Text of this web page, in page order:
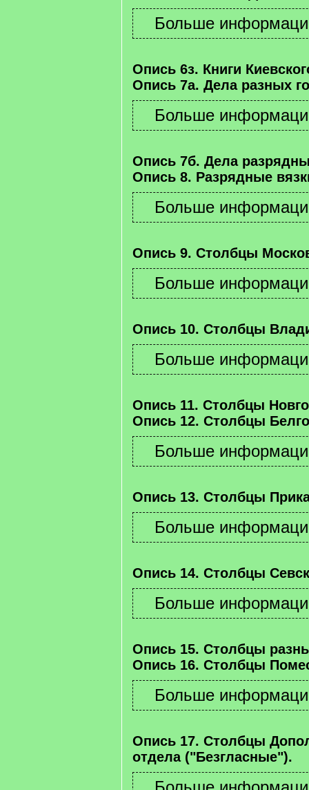
Опись 6з. Книги
Опись 7а. Дела разных
Опись 7б. Дела
Опись 8. Разрядные
Опись 9. Столбцы
Опись 10. Столбцы
Опись 11. Столбцы
Опись 12. Столбцы
Опись 13. Столбцы
Опись 14. Столбцы
Опись 15. Столбцы
Опись 16. Столбцы
Опись 17. Столбцы
отдела ("Безгласные").